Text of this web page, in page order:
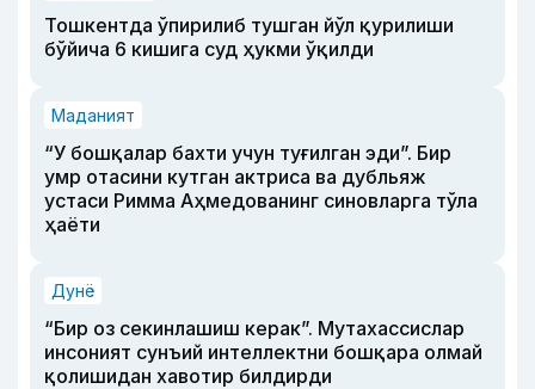
Тошкентда ўпирилиб тушган йўл қурилиши
бўйича 6 кишига суд ҳукми ўқилди
Маданият
“У бошқалар бахти учун туғилган эди”. Бир
умр отасини кутган актриса ва дубльяж
устаси Римма Аҳмедованинг синовларга тўла
ҳаёти
Дунё
“Бир оз секинлашиш керак”. Мутахассислар
инсоният сунъий интеллектни бошқара олмай
қолишидан хавотир билдирди